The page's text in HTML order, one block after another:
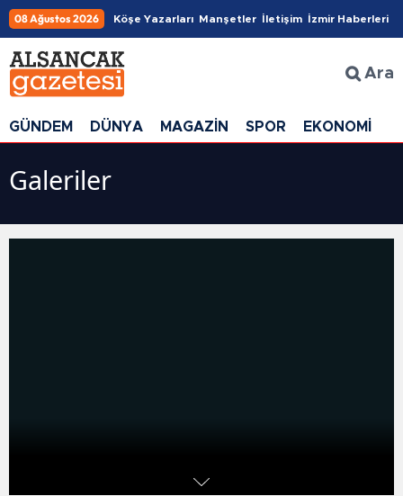
08 Ağustos 2026 Köşe Yazarları Manşetler İletişim İzmir Haberleri
Ara
GÜNDEM DÜNYA MAGAZİN SPOR EKONOMİ
Galeriler